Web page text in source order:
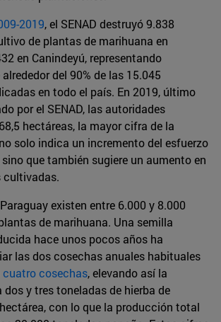
2019, el SENAD destruyó 9.838
de plantas de marihuana en
en Canindeyú, representando
del 90% de las 15.045
en todo el país. En 2019, último
por el SENAD, las autoridades
hectáreas, la mayor cifra de la
solo indica un incremento del esfuerzo
que también sugiere un aumento en
cultivadas.
existen entre 6.000 y 8.000
de marihuana. Una semilla
hace unos pocos años ha
las dos cosechas anuales habituales
cosechas, elevando así la
y tres toneladas de hierba de
con lo que la producción total